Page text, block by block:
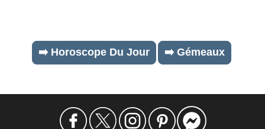
➡️ Horoscope Du Jour ➡️ Gémeaux